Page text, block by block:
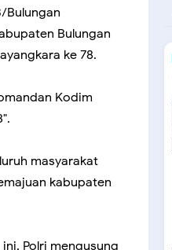
Bulungan
Bulungan
ke 78.
Kodim
masyarakat
kabupaten
Polri mengusung